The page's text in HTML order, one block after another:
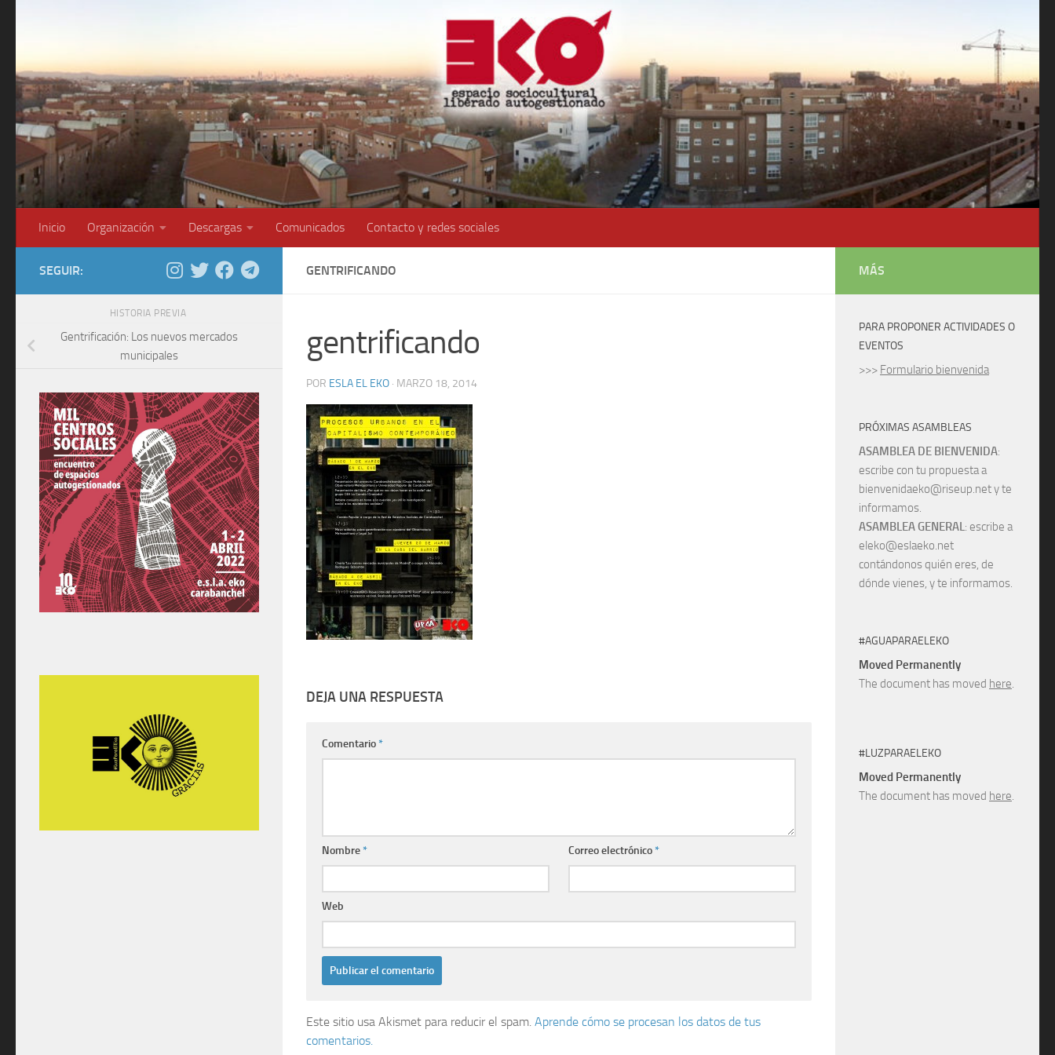
Inicio Organización Descargas Comunicados Contacto y redes sociales
GENTRIFICANDO
gentrificando
POR ESLA EL EKO · MARZO 18, 2014
DEJA UNA RESPUESTA
Comentario*
Nombre* Correo electrónico*
Web
Este sitio usa Akismet para reducir el spam. Aprende cómo se procesan los datos de tus
comentarios.
SEGUIR:
HISTORIA PREVIA
Gentrificación: Los nuevos mercados
municipales
MÁS
PARA PROPONER ACTIVIDADES O
EVENTOS
>>> Formulario bienvenida
PRÓXIMAS ASAMBLEAS
ASAMBLEA DE BIENVENIDA:
escribe con tu propuesta a
bienvenidaeko@riseup.net y te
informamos.
ASAMBLEA GENERAL: escribe a
eleko@eslaeko.net
contándonos quién eres, de
dónde vienes, y te informamos.
#AGUAPARAELEKO
Moved Permanently
The document has moved here.
#LUZPARAELEKO
Moved Permanently
The document has moved here.